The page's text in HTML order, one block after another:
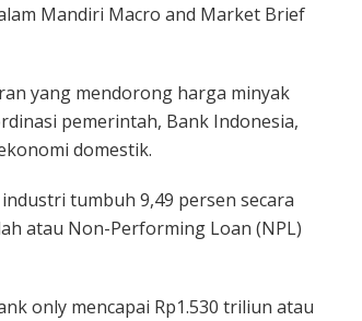
Mandiri Macro and Market Brief
yang mendorong harga minyak
pemerintah, Bank Indonesia,
domestik.
tumbuh 9,49 persen secara
atau Non-Performing Loan (NPL)
only mencapai Rp1.530 triliun atau